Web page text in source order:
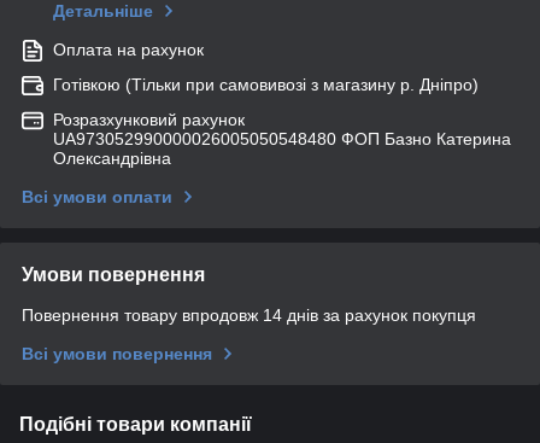
Детальніше
Оплата на рахунок
Готівкою (Тільки при самовивозі з магазину р. Дніпро)
Розразхунковий рахунок
UA973052990000026005050548480 ФОП Базно Катерина
Олександрівна
Всі умови оплати
Умови повернення
Повернення товару впродовж 14 днів за рахунок покупця
Всі умови повернення
Подібні товари компанії